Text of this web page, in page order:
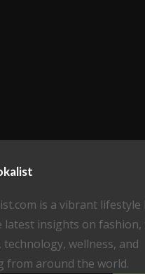
is a vibrant lifestyle
insights on fashion,
wellness, and
from around the world.